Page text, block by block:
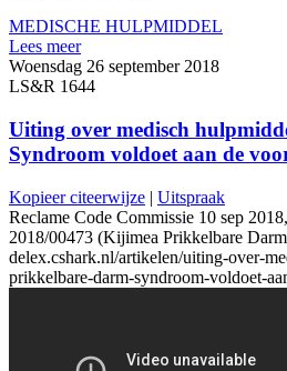
MEDISCHE HULPMIDDEL
Lees meer
Woensdag 26 september 2018
LS&R 1644
Uiting over medisch
Syndroom voldoet aan de
Kopieer citeerwijze | Uitspraak
Reclame Code Commissie 10 sep
2018/00473 (Kijimea Prikkelbare
delex.cshark.nl/artikelen/uiting-over-
prikkelbare-darm-syndroom-voldoet-